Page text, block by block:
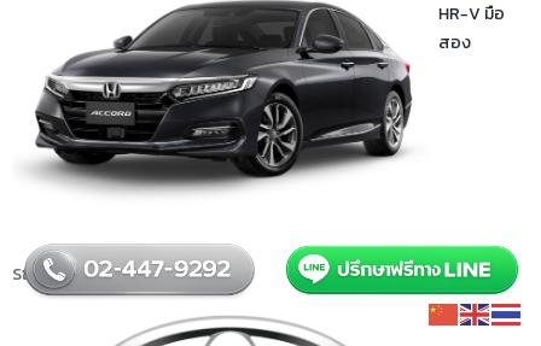
HR-V มือ
สอง
รถมือสองยี่ห้อ